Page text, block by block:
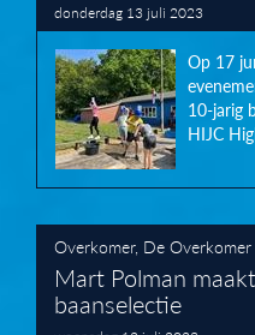
donderdag 13 juli 2023
Op 17
10-jarig
HIJC
Overkomer, De
Mart Polman
baanselectie